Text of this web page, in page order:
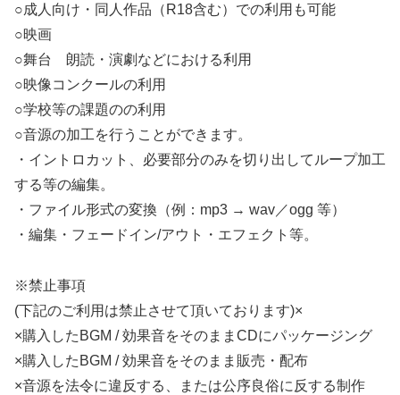
○成人向け・同人作品（R18含む）での利用も可能
○映画
○舞台 朗読・演劇などにおける利用
○映像コンクールの利用
○学校等の課題のの利用
○音源の加工を行うことができます。
・イントロカット、必要部分のみを切り出してループ加工
する等の編集。
・ファイル形式の変換（例：mp3 → wav／ogg 等）
・編集・フェードイン/アウト・エフェクト等。
※禁止事項
(下記のご利用は禁止させて頂いております)×
×購入したBGM / 効果音をそのままCDにパッケージング
×購入したBGM / 効果音をそのまま販売・配布
×音源を法令に違反する、または公序良俗に反する制作